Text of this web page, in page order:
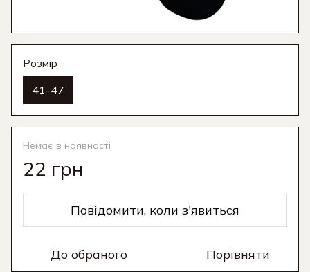
Розмір
41-47
Немає в наявності
22 грн
Повідомити, коли з'явиться
До обраного Порівняти